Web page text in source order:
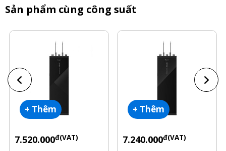
Sản phẩm cùng công suất
+ Thêm
7.520.000đ(VAT)
+ Thêm
7.240.000đ(VAT)